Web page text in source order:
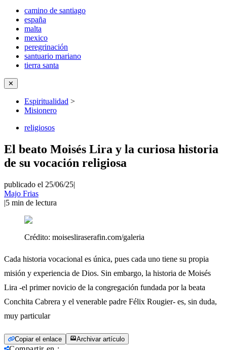
camino de santiago
españa
malta
mexico
peregrinación
santuario mariano
tierra santa
✕
Espiritualidad >
Misionero
religiosos
El beato Moisés Lira y la curiosa historia
de su vocación religiosa
publicado el 25/06/25|
Majo Frias
|5 min de lectura
Crédito: moisesliraserafin.com/galeria
Cada historia vocacional es única, pues cada uno tiene su propia
misión y experiencia de Dios. Sin embargo, la historia de Moisés
Lira -el primer novicio de la congregación fundada por la beata
Conchita Cabrera y el venerable padre Félix Rougier- es, sin duda,
muy particular
Copiar el enlace Archivar artículo